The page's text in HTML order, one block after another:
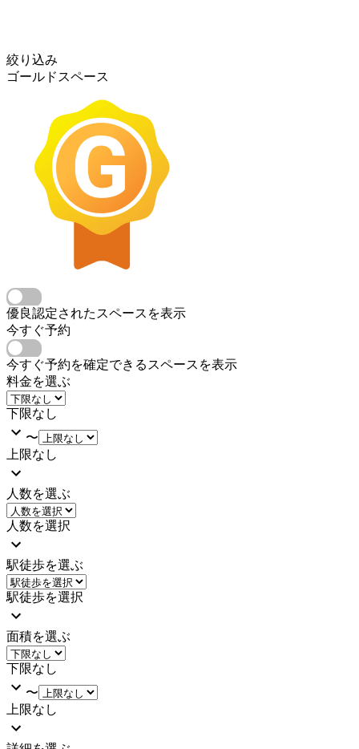
絞り込み
ゴールドスペース
優良認定されたスペースを表示
今すぐ予約
今すぐ予約を確定できるスペースを表示
料金を選ぶ
下限なし
〜
上限なし
人数を選ぶ
人数を選択
駅徒歩を選ぶ
駅徒歩を選択
面積を選ぶ
下限なし
〜
上限なし